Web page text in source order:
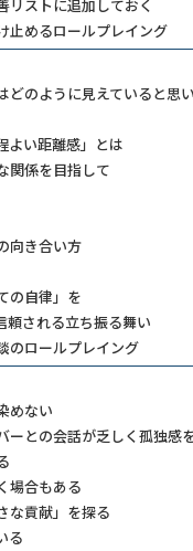
ストに追加しておく
止めるロールプレイング
のように見えていると思
い距離感」とは
関係を目指して
向き合い方
の自律」を
される立ち振る舞い
のロールプレイング
めない
ーとの会話が乏しく孤独感
場合もある
な貢献」を探る
る